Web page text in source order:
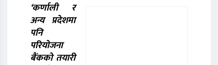
‘कर्णाली र
अन्य प्रदेशमा
पनि
परियोजना
बैंकको तयारी